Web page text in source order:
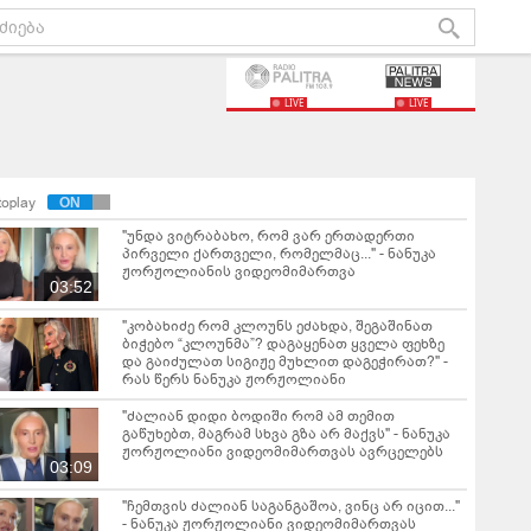
LIVE LIVE
03:52
"უნდა ვიტრაბახო, რომ ვარ ერთადერთი
პირველი ქართველი, რომელმაც..." - ნანუკა
ჟორჟოლიანის ვიდეომიმართვა
"კობახიძე რომ კლოუნს ეძახდა, შეგაშინათ
ბიჭებო “კლოუნმა”? დაგაყენათ ყველა ფეხზე
და გაიძულათ სიგიჟე მუხლით დაგეჭირათ?" -
რას წერს ნანუკა ჟორჟოლიანი
03:09
"ძალიან დიდი ბოდიში რომ ამ თემით
გაწუხებთ, მაგრამ სხვა გზა არ მაქვს" - ნანუკა
ჟორჟოლიანი ვიდეომიმართვას ავრცელებს
"ჩემთვის ძალიან საგანგაშოა, ვინც არ იცით..."
- ნანუკა ჟორჟოლიანი ვიდეომიმართვას